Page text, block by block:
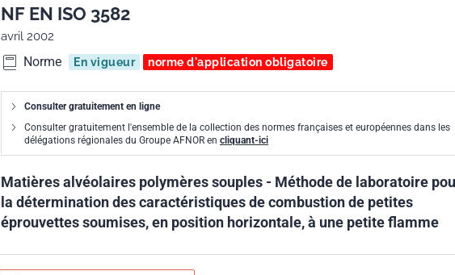
NF EN ISO 3582
avril 2002
Norme En vigueur norme d'application obligatoire
Consulter gratuitement en ligne
Consulter gratuitement l'ensemble de la collection des normes françaises et européennes dans les
délégations régionales du Groupe AFNOR en cliquant-ici
Matières alvéolaires polymères souples - Méthode de laboratoire
la détermination des caractéristiques de combustion de petites
éprouvettes soumises, en position horizontale, à une petite flamme